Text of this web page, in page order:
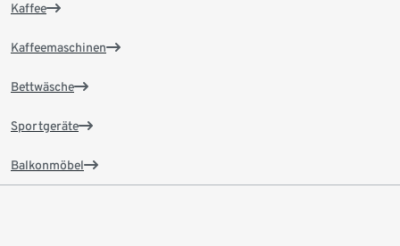
Kaffee
Kaffeemaschinen
Bettwäsche
Sportgeräte
Balkonmöbel